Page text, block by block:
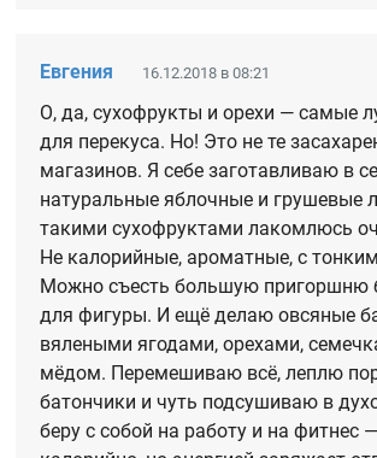
Евгения 16.12.2018 в 08:21
О, да, сухофрукты и орехи — самые
для перекуса. Но! Это не те
магазинов. Я себе заготавливаю в
натуральные яблочные и грушевые
такими сухофруктами лакомлюсь
Не калорийные, ароматные, с
Можно съесть большую пригоршню
для фигуры. И ещё делаю овсяные
вялеными ягодами, орехами,
мёдом. Перемешиваю всё, леплю
батончики и чуть подсушиваю в
беру с собой на работу и на фитнес